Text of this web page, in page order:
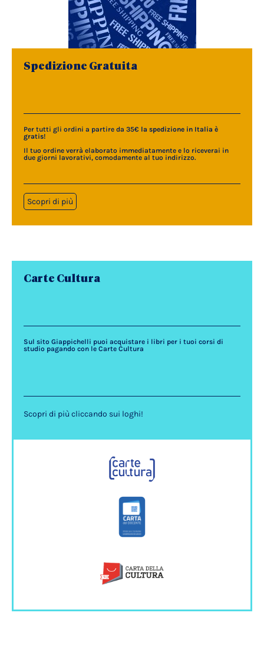
Spedizione Gratuita
Per tutti gli ordini a partire da 35€ la spedizione in Italia è
gratis!
Il tuo ordine verrà elaborato immediatamente e lo riceverai in
due giorni lavorativi, comodamente al tuo indirizzo.
Scopri di più
Carte Cultura
Sul sito Giappichelli puoi acquistare i libri per i tuoi corsi di
studio pagando con le Carte Cultura
Scopri di più cliccando sui loghi!